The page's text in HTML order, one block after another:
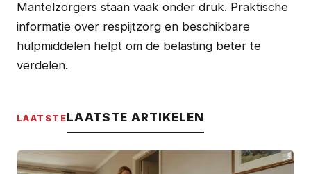
Mantelzorgers staan vaak onder druk. Praktische
informatie over respijtzorg en beschikbare
hulpmiddelen helpt om de belasting beter te
verdelen.
LAATSTELAATSTE ARTIKELEN